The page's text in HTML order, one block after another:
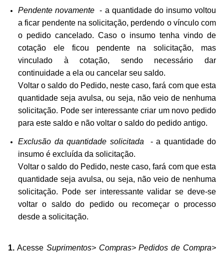
Pendente novamente - a quantidade do insumo voltou
a ficar pendente na solicitação, perdendo o vínculo com
o pedido cancelado. Caso o insumo tenha vindo de
cotação ele ficou pendente na solicitação, mas
vinculado à cotação, sendo necessário dar
continuidade a ela ou cancelar seu saldo.
Vo ltar o saldo do Pedido, neste caso, fará com que esta
quantidade seja avulsa, ou seja, não veio de nenhuma
solicitação. Pode ser interessante criar um novo pedido
para este saldo e não voltar o saldo do pedido antigo.
Exclusão da quantidade solicitada
- a quantidade do
insumo é excluída da solicitação.
Vo ltar o saldo do Pedido, neste caso, fará com que esta
quantidade seja avulsa, ou seja, não veio de nenhuma
solicitação.
Pode ser interessante validar se deve-se
voltar o saldo do pedido ou recomeçar o processo
desde a solicitação.
1. Acesse Suprimentos> Compras> Pedidos de Compra>